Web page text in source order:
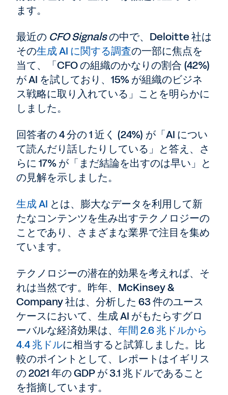
ます。
最近の CFO Signalsの中で、Deloitte 社は
その生成 AI に関する調査の一部に焦点を
当て、「CFO の組織のかなりの割合 (42%)
が AI を試しており、15% が組織のビジネ
ス戦略に取り入れている」ことを明らかに
しました。
回答者の 4 分の 1 近く (24%) が「AI につい
て読んだり話したりしている」と答え、さ
らに 17% が「まだ結論を出すのは早い」と
の見解を示しました。
生成 AI とは、膨大なデータを利用して新
たなコンテンツを生み出すテクノロジーの
ことであり、さまざまな業界で注目を集め
ています。
テクノロジーの潜在的効果を考えれば、そ
れは当然です。昨年、McKinsey &
Company 社は、分析した 63 件のユース
ケースにおいて、生成 AI がもたらすグロ
ーバルな経済効果は、 年間 2.6 兆ドルから
4.4 兆ドルに相当すると試算しました。比
較のポイントとして、レポートはイギリス
の 2021 年の GDP が 3.1 兆ドルであること
を指摘しています。